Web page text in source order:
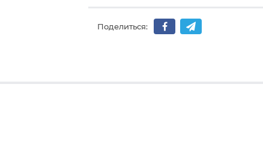
Поделиться: